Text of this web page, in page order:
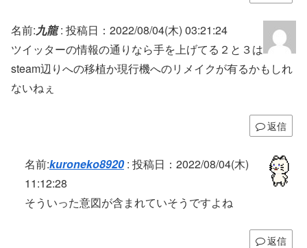
名前:九龍: 投稿日：2022/08/04(木) 03:21:24
ツイッターの情報の通りなら手を上げてる２と３は
steam辺りへの移植か現行機へのリメイクが有るかもしれ
ないねぇ
返信
名前:kuroneko8920: 投稿日：2022/08/04(木)
11:12:28
そういった意図が含まれていそうですよね
返信